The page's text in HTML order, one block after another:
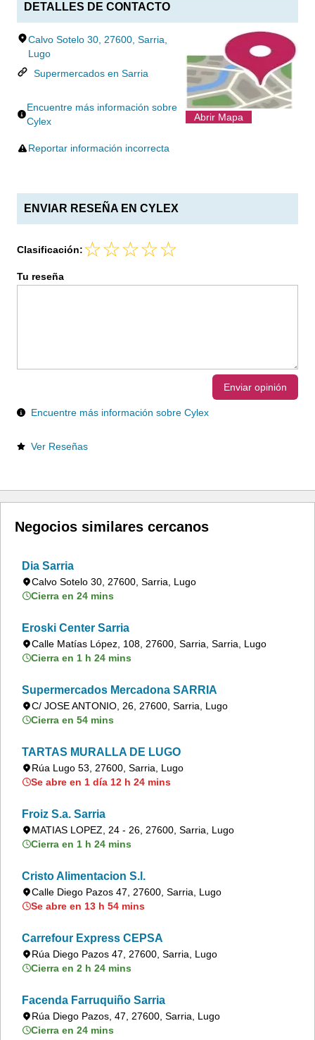
DETALLES DE CONTACTO
Calvo Sotelo 30, 27600, Sarria,
Lugo
Supermercados en Sarria
Encuentre más información sobre
Cylex
Reportar información incorrecta
Abrir Mapa
ENVIAR RESEÑA EN CYLEX
Clasificación:
Tu reseña
Enviar opinión
Encuentre más información sobre Cylex
Ver Reseñas
Negocios similares cercanos
Dia Sarria
Calvo Sotelo 30, 27600, Sarria, Lugo
Cierra en 24 mins
Eroski Center Sarria
Calle Matías López, 108, 27600, Sarria, Sarria, Lugo
Cierra en 1 h 24 mins
Supermercados Mercadona SARRIA
C/ JOSE ANTONIO, 26, 27600, Sarria, Lugo
Cierra en 54 mins
TARTAS MURALLA DE LUGO
Rúa Lugo 53, 27600, Sarria, Lugo
Se abre en 1 día 12 h 24 mins
Froiz S.a. Sarria
MATIAS LOPEZ, 24 - 26, 27600, Sarria, Lugo
Cierra en 1 h 24 mins
Cristo Alimentacion S.l.
Calle Diego Pazos 47, 27600, Sarria, Lugo
Se abre en 13 h 54 mins
Carrefour Express CEPSA
Rúa Diego Pazos 47, 27600, Sarria, Lugo
Cierra en 2 h 24 mins
Facenda Farruquiño Sarria
Rúa Diego Pazos, 47, 27600, Sarria, Lugo
Cierra en 24 mins